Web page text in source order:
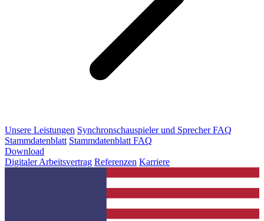
Unsere Leistungen Synchronschauspieler und Sprecher FAQ
Stammdatenblatt Stammdatenblatt FAQ
Download
Digitaler Arbeitsvertrag Referenzen Karriere